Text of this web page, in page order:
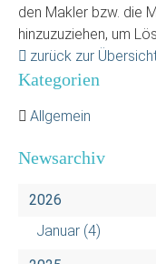
den Makler bzw. die
hinzuzuziehen, um
zurück zur
Kategorien
Allgemein
Newsarchiv
2026
Januar (4)